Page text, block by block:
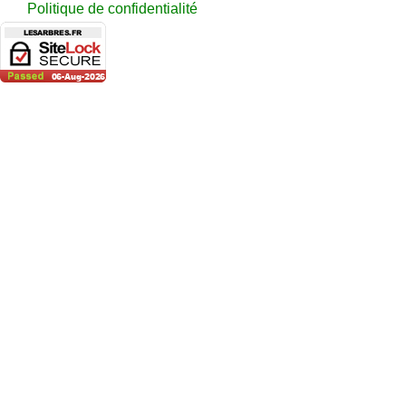
Politique de confidentialité